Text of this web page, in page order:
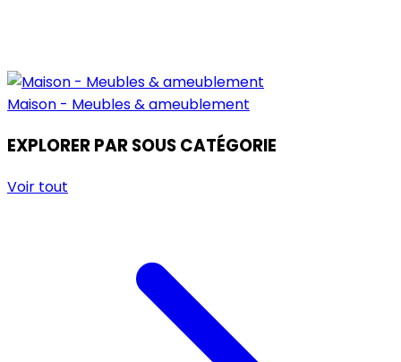
Maison - Meubles & ameublement
EXPLORER PAR SOUS CATÉGORIE
Voir tout